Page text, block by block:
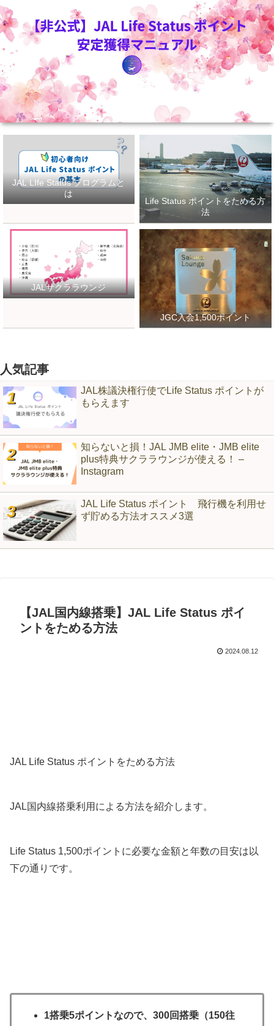
JAL LIfe Status プログラムと
は
Life Status ポイントをためる方
法
JALサクララウンジ
JGC入会1,500ポイント
人気記事
JAL株議決権行使でLife Status ポイントが
もらえます
知らないと損！JAL JMB elite・JMB elite
plus特典サクララウンジが使える！ –
Instagram
JAL Life Status ポイント 飛行機を利用せ
ず貯める方法オススメ3選
【JAL国内線搭乗】JAL Life Status ポイ
ントをためる方法
2024.08.12
JAL Life Status ポイントをためる方法
JAL国内線搭乗利用による方法を紹介します。
Life Status 1,500ポイントに必要な金額と年数の目安は以
下の通りです。
1搭乗5ポイントなので、300回搭乗（150往